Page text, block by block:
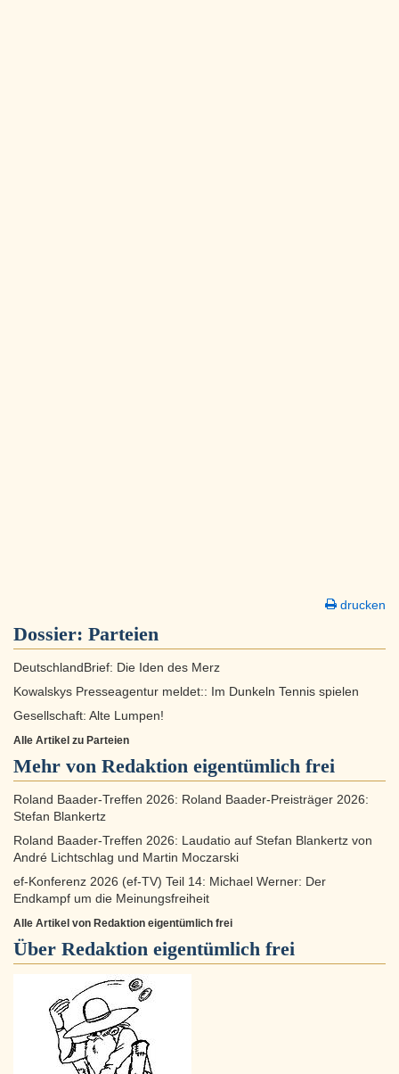
drucken
Dossier: Parteien
DeutschlandBrief: Die Iden des Merz
Kowalskys Presseagentur meldet:: Im Dunkeln Tennis spielen
Gesellschaft: Alte Lumpen!
Alle Artikel zu Parteien
Mehr von Redaktion eigentümlich frei
Roland Baader-Treffen 2026: Roland Baader-Preisträger 2026:
Stefan Blankertz
Roland Baader-Treffen 2026: Laudatio auf Stefan Blankertz von
André Lichtschlag und Martin Moczarski
ef-Konferenz 2026 (ef-TV) Teil 14: Michael Werner: Der
Endkampf um die Meinungsfreiheit
Alle Artikel von Redaktion eigentümlich frei
Über Redaktion eigentümlich frei